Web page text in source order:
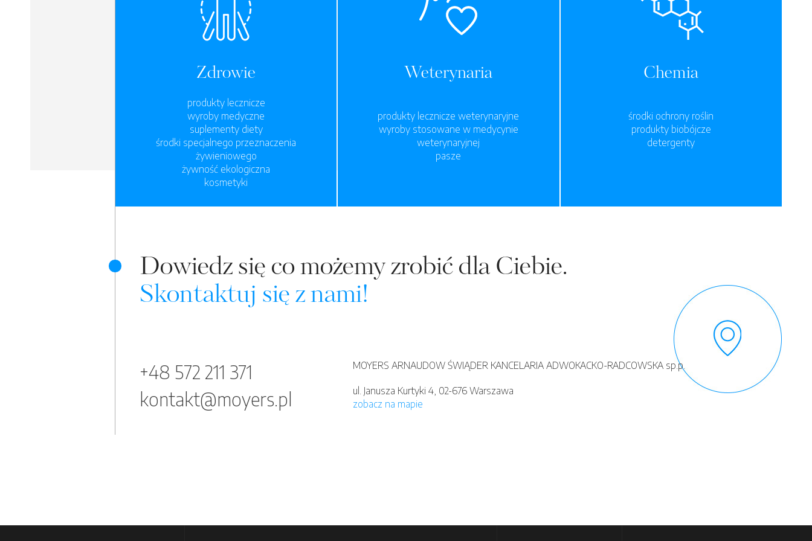
Zdrowie
produkty lecznicze
wyroby medyczne
suplementy diety
środki specjalnego przeznaczenia
żywieniowego
żywność ekologiczna
kosmetyki
Weterynaria
produkty lecznicze weterynaryjne
wyroby stosowane w medycynie
weterynaryjnej
pasze
Chemia
środki ochrony roślin
produkty biobójcze
detergenty
Dowiedz się co możemy zrobić dla Ciebie.
Skontaktuj się z nami!
+48 572 211 371
kontakt@moyers.pl
MOYERS ARNAUDOW ŚWIĄDER KANCELARIA ADWOKACKO-RADCOWSKA sp.p.
ul. Janusza Kurtyki 4, 02-676 Warszawa
zobacz na mapie